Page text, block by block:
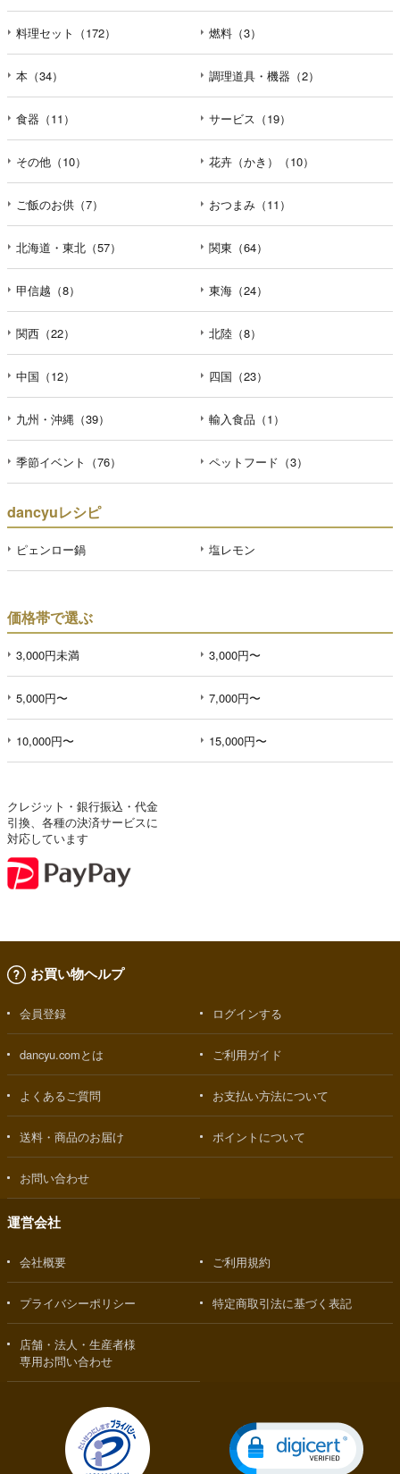
料理セット（172） 燃料（3）
本（34） 調理道具・機器（2）
食器（11） サービス（19）
その他（10） 花卉（かき）（10）
ご飯のお供（7） おつまみ（11）
北海道・東北（57） 関東（64）
甲信越（8） 東海（24）
関西（22） 北陸（8）
中国（12） 四国（23）
九州・沖縄（39） 輸入食品（1）
季節イベント（76） ペットフード（3）
dancyuレシピ
ピェンロー鍋 塩レモン
価格帯で選ぶ
3,000円未満 3,000円〜
5,000円〜 7,000円〜
10,000円〜 15,000円〜
クレジット・銀行振込・代金
引換、各種の決済サービスに
対応しています
お買い物ヘルプ
会員登録 ログインする
dancyu.comとは ご利用ガイド
よくあるご質問 お支払い方法について
送料・商品のお届け ポイントについて
お問い合わせ
運営会社
会社概要 ご利用規約
プライバシーポリシー 特定商取引法に基づく表記
店舗・法人・生産者様
専用お問い合わせ